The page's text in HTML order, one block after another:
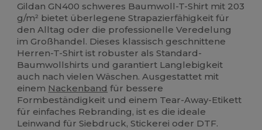
Gildan GN400 schweres Baumwoll-T-Shirt mit 203
g/m² bietet überlegene Strapazierfähigkeit für
den Alltag oder die professionelle Veredelung
im Großhandel. Dieses klassisch geschnittene
Herren-T-Shirt ist robuster als Standard-
Baumwollshirts und garantiert Langlebigkeit
auch nach vielen Wäschen. Ausgestattet mit
einem Nackenband für bessere
Formbeständigkeit und einem Tear-Away-Etikett
für einfaches Rebranding, ist es die ideale
Leinwand für Siebdruck, Stickerei oder DTF.